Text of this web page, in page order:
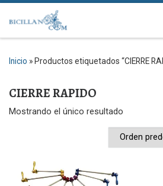
Saltar al contenido
Inicio » Productos etiquetados “CIERRE
CIERRE RAPIDO
Mostrando el único resultado